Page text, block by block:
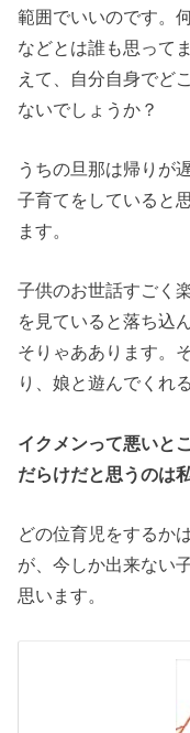
範囲でいいのです。
などとは誰も思って
えて、自分自身でど
ないでしょうか？
うちの旦那は帰りが
子育てをしていると
ます。
子供のお世話すごく
を見ていると落ち込
そりゃああります。
り、娘と遊んでくれ
イクメンって悪いと
だらけだと思うのは
どの位育児をするか
が、今しか出来ない
思います。